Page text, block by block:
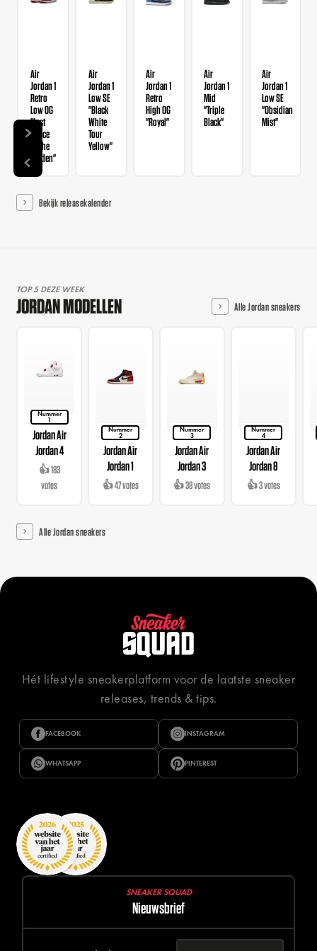
Air
Jordan 1
Retro
Low OG
"Last
Dance
At The
Garden"
Air
Jordan 1
Low SE
"Black
White
Tour
Yellow"
Air
Jordan 1
Retro
High OG
"Royal"
Air
Jordan 1
Mid
"Triple
Black"
Air
Jordan 1
Low SE
"Obsidian
Mist"
Bekijk releasekalender
TOP 5 DEZE WEEK
JORDAN MODELLEN Alle Jordan sneakers
Nummer
1
Jordan Air
Jordan 4
👍 183
votes
Nummer
2
Jordan Air
Jordan 1
👍 47 votes
Nummer
3
Jordan Air
Jordan 3
👍 38 votes
Nummer
4
Jordan Air
Jordan 8
👍 3 votes
Alle Jordan sneakers
Hét lifestyle sneakerplatform voor de laatste sneaker
releases, trends & tips.
FACEBOOK INSTAGRAM
WHATSAPP PINTEREST
SNEAKER SQUAD
Nieuwsbrief